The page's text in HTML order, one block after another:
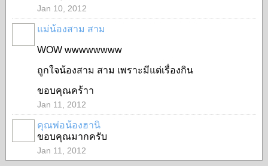
Jan 10, 2012
แม่น้องสาม สาม
WOW wwwwwwww
ถูกใจน้องสาม สาม เพราะมีแต่เรื่องกิน
ขอบคุณคร้าา
Jan 11, 2012
คุณพ่อน้องฮานิ
ขอบคุณมากครับ
Jan 11, 2012